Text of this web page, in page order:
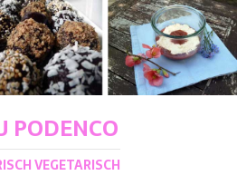
PODENCO
VEGETARISCH